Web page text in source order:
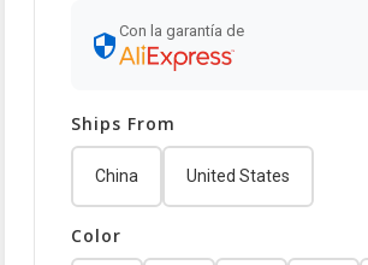
Con la garantía de
Ships From
China United States
Color